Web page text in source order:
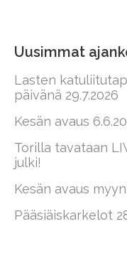
Uusimmat
Lasten
päivänä 29.7.2026
Kesän avaus
Torilla tavataan
julki!
Kesän avaus
Pääsiäiskarkelot